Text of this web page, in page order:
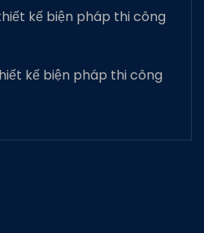
kế biện pháp thi công
kế biện pháp thi công